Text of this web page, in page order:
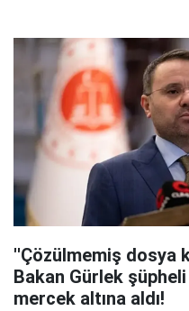
''Çözülmemiş dosya
Bakan Gürlek
mercek altına aldı!